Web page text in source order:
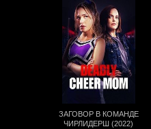
ЗАГОВОР В КОМАНДЕ
ЧИРЛИДЕРШ (2022)